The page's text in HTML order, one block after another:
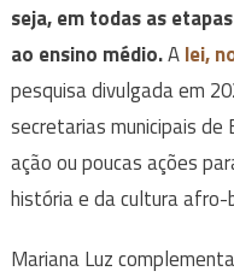
seja, em todas as
ao ensino médio.Alei,
pesquisa divulgada em
secretarias municipais de
ação ou poucas ações
história e da cultura afro-
Mariana Luz